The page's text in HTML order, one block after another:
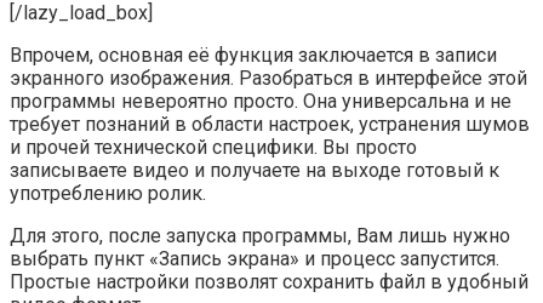
[/lazy_load_box]
Впрочем, основная её функция заключается в записи
экранного изображения. Разобраться в интерфейсе этой
программы невероятно просто. Она универсальна и не
требует познаний в области настроек, устранения шумов
и прочей технической специфики. Вы просто
записываете видео и получаете на выходе готовый к
употреблению ролик.
Для этого, после запуска программы, Вам лишь нужно
выбрать пункт «Запись экрана» и процесс запустится.
Простые настройки позволят сохранить файл в удобный